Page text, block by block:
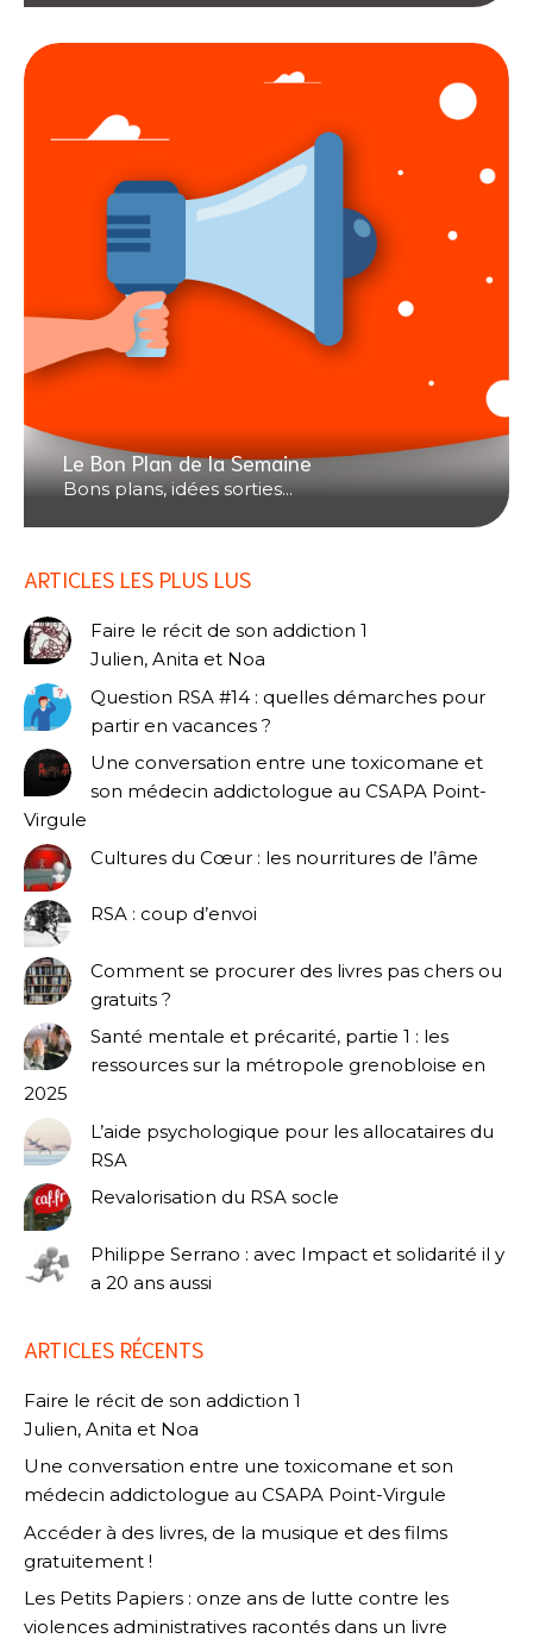
Le Bon Plan de la Semaine
Bons plans, idées sorties...
ARTICLES LES PLUS LUS
Faire le récit de son addiction 1
Julien, Anita et Noa
Question RSA #14 : quelles démarches pour
partir en vacances ?
Une conversation entre une toxicomane et
son médecin addictologue au CSAPA Point-
Virgule
Cultures du Cœur : les nourritures de l’âme
RSA : coup d’envoi
Comment se procurer des livres pas chers ou
gratuits ?
Santé mentale et précarité, partie 1 : les
ressources sur la métropole grenobloise en
2025
L’aide psychologique pour les allocataires du
RSA
Revalorisation du RSA socle
Philippe Serrano : avec Impact et solidarité il y
a 20 ans aussi
ARTICLES RÉCENTS
Faire le récit de son addiction 1
Julien, Anita et Noa
Une conversation entre une toxicomane et son
médecin addictologue au CSAPA Point-Virgule
Accéder à des livres, de la musique et des films
gratuitement !
Les Petits Papiers : onze ans de lutte contre les
violences administratives racontés dans un livre